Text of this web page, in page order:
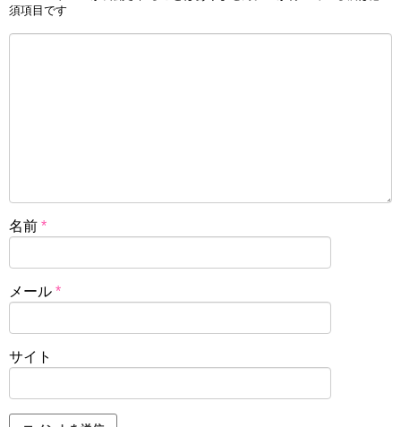
須項目です
名前 *
メール *
サイト